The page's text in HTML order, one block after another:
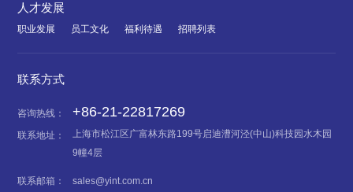
人才发展
职业发展 员工文化 福利待遇 招聘列表
联系方式
咨询热线： +86-21-22817269
联系地址：
上海市松江区广富林东路199号启迪漕河泾(中山)科技园水木园
9幢4层
联系邮箱：
sales@yint.com.cn